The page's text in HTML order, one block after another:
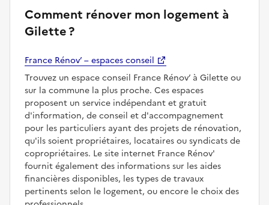
Comment rénover mon logement à
Gilette ?
France Rénov’ – espaces conseil
Trouvez un espace conseil France Rénov’ à Gilette ou
sur la commune la plus proche. Ces espaces
proposent un service indépendant et gratuit
d'information, de conseil et d'accompagnement
pour les particuliers ayant des projets de rénovation,
qu'ils soient propriétaires, locataires ou syndicats de
copropriétaires. Le site internet France Rénov'
fournit également des informations sur les aides
financières disponibles, les types de travaux
pertinents selon le logement, ou encore le choix des